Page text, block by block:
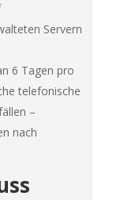
Servern
6 Tagen pro
telefonische
–
nach